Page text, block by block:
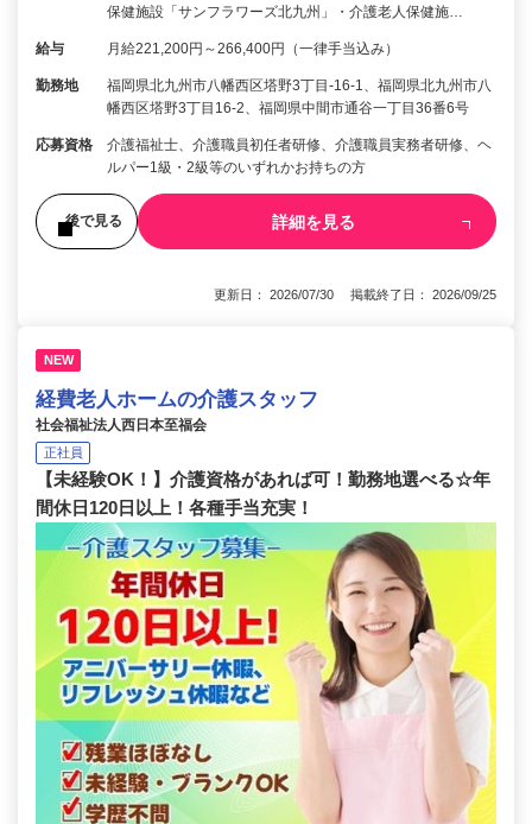
保健施設「サンフラワーズ北九州」・介護老人保健施…
給与 月給221,200円～266,400円（一律手当込み）
勤務地
福岡県北九州市八幡西区塔野3丁目-16-1、福岡県北九州市八
幡西区塔野3丁目16-2、福岡県中間市通谷一丁目36番6号
応募資格
介護福祉士、介護職員初任者研修、介護職員実務者研修、ヘ
ルパー1級・2級等のいずれかお持ちの方
後で見る 詳細を見る
更新日： 2026/07/30 掲載終了日： 2026/09/25
NEW
経費老人ホームの介護スタッフ
社会福祉法人西日本至福会
正社員
【未経験OK！】介護資格があれば可！勤務地選べる☆年
間休日120日以上！各種手当充実！